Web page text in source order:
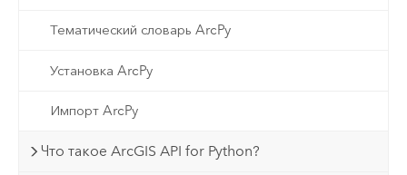
Тематический словарь ArcPy
Установка ArcPy
Импорт ArcPy
Что такое ArcGIS API for Python?